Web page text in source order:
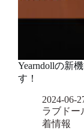
Yearndollの新
す！
2024-06-
ラブドー
着情報